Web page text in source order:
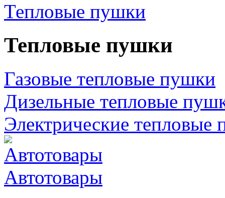
Тепловые пушки
Тепловые пушки
Газовые тепловые пушки
Дизельные тепловые
Электрические тепловые
Автотовары